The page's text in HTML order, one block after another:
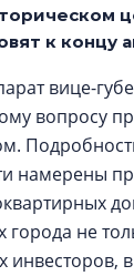
к концу
вице-
вопросу
намерены
города не
инвесторов,